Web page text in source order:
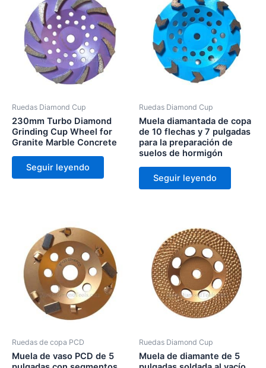
Ruedas Diamond Cup
230mm Turbo Diamond
Grinding Cup Wheel for
Granite Marble Concrete
Seguir leyendo
Ruedas Diamond Cup
Muela diamantada de copa
de 10 flechas y 7 pulgadas
para la preparación de
suelos de hormigón
Seguir leyendo
Ruedas de copa PCD
Muela de vaso PCD de 5
Ruedas Diamond Cup
Muela de diamante de 5